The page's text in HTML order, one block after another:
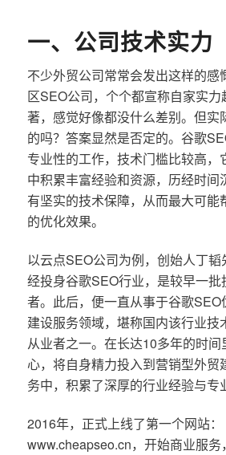
一、公司技术实力
不少外贸公司常常会发出这样的感
区SEO公司，个个都宣称自家实力
著，感觉好像都没什么差别。但实
的吗？答案显然是否定的。谷歌
专业性的工作，技术门槛比较高，
中积累丰富经验和资源，历经时间
有坚实的技术保障，从而最大可能
的优化效果。
以云点SEO公司为例，创始人丁
经投身谷歌SEO行业，是较早一
者。此后，便一直从事于谷歌
建设服务领域，堪称国内该行业技
从业者之一。在长达10多年的时间
心，将自身精力投入到营销型外贸
务中，积累了深厚的行业经验与专
2016年，正式上线了第一个网站：
www.cheapseo.cn，开始商业服